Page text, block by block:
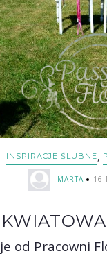
INSPIRACJE ŚLUBNE,
MARTA 16
od Pracowni